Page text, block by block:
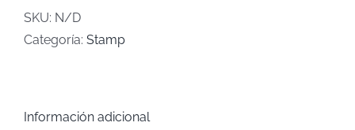
(Art
S-
SKU: N/D
Categoría: Stamp
Información adicional